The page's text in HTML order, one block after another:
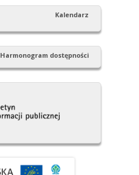
Kalendarz
Harmonogram dostępności